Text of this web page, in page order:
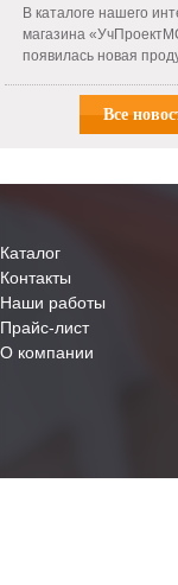
В каталоге нашего
магазина
появилась новая
Все
Каталог
Контакты
Наши работы
Прайс-лист
О компании